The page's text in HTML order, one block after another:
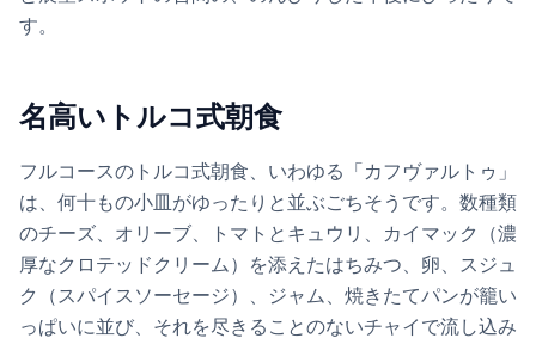
す。
名高いトルコ式朝食
フルコースのトルコ式朝食、いわゆる「カフヴァルトゥ」
は、何十もの小皿がゆったりと並ぶごちそうです。数種類
のチーズ、オリーブ、トマトとキュウリ、カイマック（濃
厚なクロテッドクリーム）を添えたはちみつ、卵、スジュ
ク（スパイスソーセージ）、ジャム、焼きたてパンが籠い
っぱいに並び、それを尽きることのないチャイで流し込み